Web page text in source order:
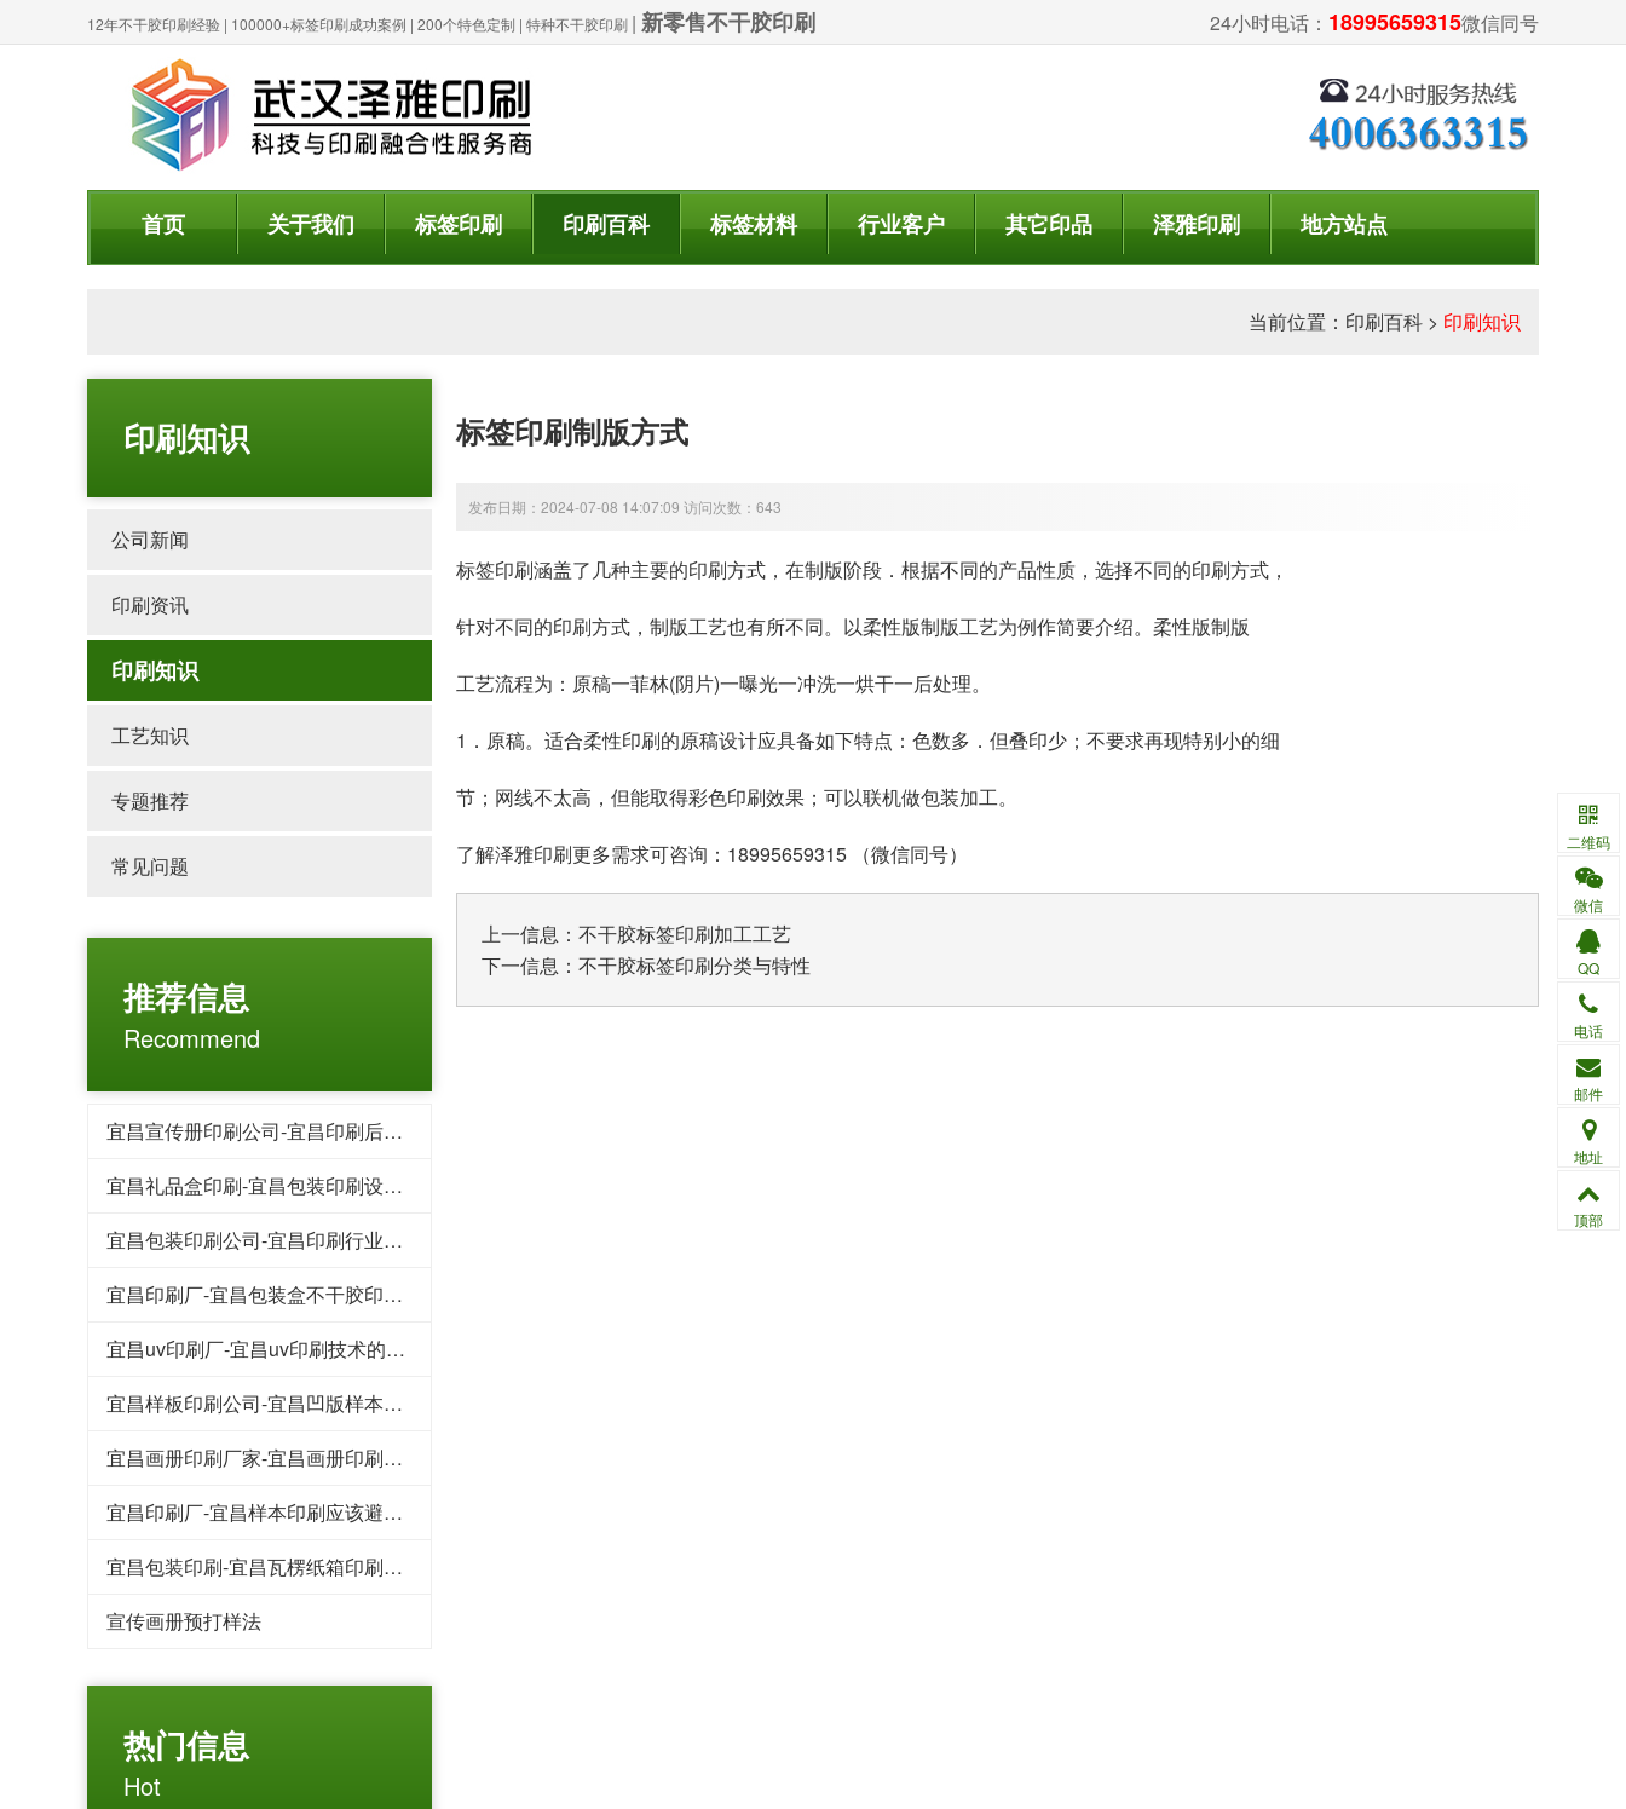
12年不干胶印刷经验 | 100000+标签印刷成功案例 | 200个特色定制 | 特种不干胶印刷 | 新零售不干胶印刷 24小时电话： 18995659315微信同号
首页 关于我们 标签印刷 印刷百科 标签材料 行业客户 其它印品 泽雅印刷 地方站点
当前位置： 印刷百科 > 印刷知识
印刷知识
公司新闻
印刷资讯
印刷知识
工艺知识
专题推荐
常见问题
推荐信息
Recommend
宜昌宣传册印刷公司-宜昌印刷后常见的工艺特点
宜昌礼品盒印刷-宜昌包装印刷设计行业的规范
宜昌包装印刷公司-宜昌印刷行业的这些专业术语
宜昌印刷厂-宜昌包装盒不干胶印刷基本知识和技巧
宜昌uv印刷厂-宜昌uv印刷技术的好处
宜昌样板印刷公司-宜昌凹版样本印刷工艺
宜昌画册印刷厂家-宜昌画册印刷知识点
宜昌印刷厂-宜昌样本印刷应该避免的八大浪费
宜昌包装印刷-宜昌瓦楞纸箱印刷常见的原材料
宣传画册预打样法
热门信息
Hot
标签印刷制版方式
发布日期：2024-07-08 14:07:09 访问次数：643
标签印刷涵盖了几种主要的印刷方式，在制版阶段．根据不同的产品性质，选择不同的印刷方式，
针对不同的印刷方式，制版工艺也有所不同。以柔性版制版工艺为例作简要介绍。柔性版制版
工艺流程为：原稿一菲林(阴片)一曝光一冲洗一烘干一后处理。
1．原稿。适合柔性印刷的原稿设计应具备如下特点：色数多．但叠印少；不要求再现特别小的细
节；网线不太高，但能取得彩色印刷效果；可以联机做包装加工。
了解泽雅印刷更多需求可咨询：18995659315 （微信同号）
上一信息： 不干胶标签印刷加工工艺
下一信息： 不干胶标签印刷分类与特性
二维码
微信
QQ
电话
邮件
地址
顶部